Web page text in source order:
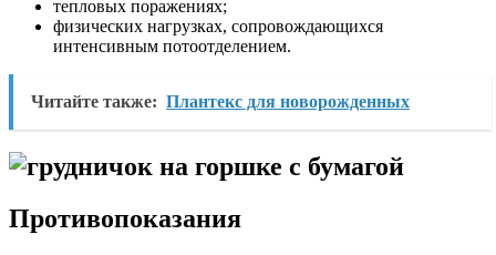
тепловых поражениях;
физических нагрузках, сопровождающихся
интенсивным потоотделением.
Читайте также: Плантекс для новорожденных
Противопоказания